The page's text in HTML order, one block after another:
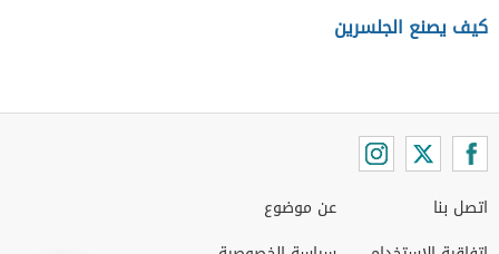
كيف يصنع الجلسرين
اتصل بنا
عن موضوع